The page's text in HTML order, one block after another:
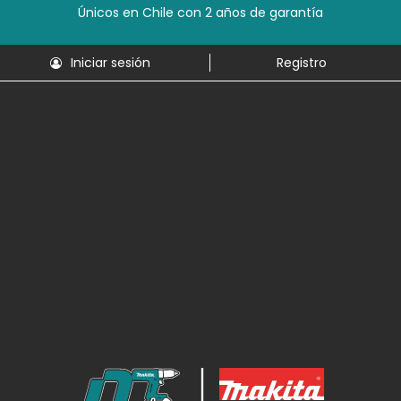
Únicos en Chile con 2 años de garantía
Iniciar sesión Registro